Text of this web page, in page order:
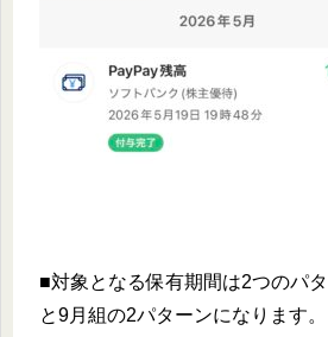
■対象となる保有期間は2つのパ
と9月組の2パターンになります。